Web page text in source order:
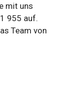
mit uns
955 auf.
Team von